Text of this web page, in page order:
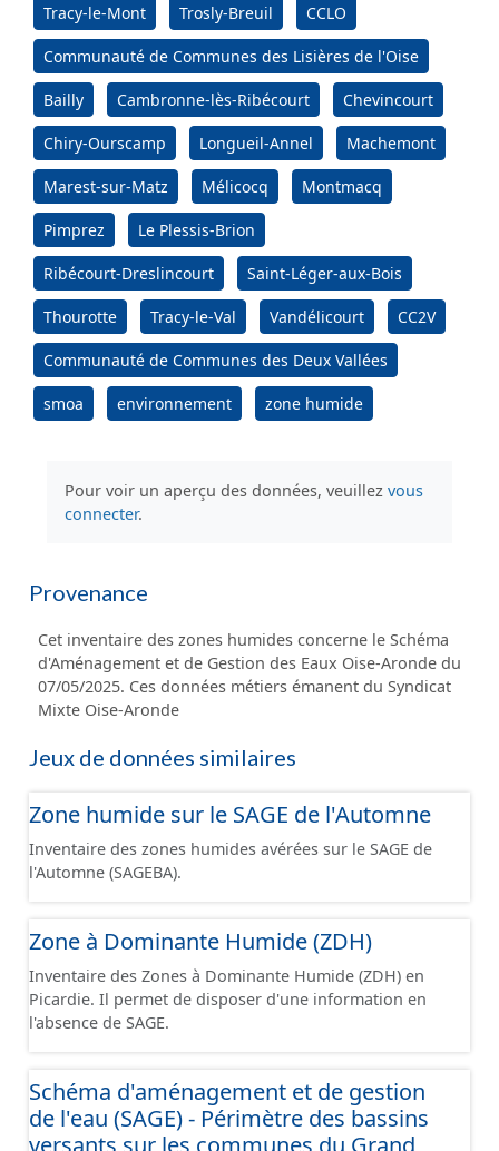
Tracy-le-Mont Trosly-Breuil CCLO
Communauté de Communes des Lisières de l'Oise
Bailly Cambronne-lès-Ribécourt Chevincourt
Chiry-Ourscamp Longueil-Annel Machemont
Marest-sur-Matz Mélicocq Montmacq
Pimprez Le Plessis-Brion
Ribécourt-Dreslincourt Saint-Léger-aux-Bois
Thourotte Tracy-le-Val Vandélicourt CC2V
Communauté de Communes des Deux Vallées
smoa environnement zone humide
Pour voir un aperçu des données, veuillez vous
connecter.
Provenance
Cet inventaire des zones humides concerne le Schéma
d'Aménagement et de Gestion des Eaux Oise-Aronde du
07/05/2025. Ces données métiers émanent du Syndicat
Mixte Oise-Aronde
Jeux de données similaires
Zone humide sur le SAGE de l'Automne
Inventaire des zones humides avérées sur le SAGE de
l'Automne (SAGEBA).
Zone à Dominante Humide (ZDH)
Inventaire des Zones à Dominante Humide (ZDH) en
Picardie. Il permet de disposer d'une information en
l'absence de SAGE.
Schéma d'aménagement et de gestion
de l'eau (SAGE) - Périmètre des bassins
versants sur les communes du Grand